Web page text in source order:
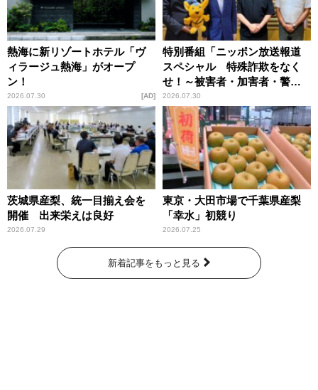
熱海に新リゾートホテル「ヴ
ィラージュ熱海」がオープ
ン！
2026.07.30 AD
特別番組「ニッポン放送報道
スペシャル 特殊詐欺をなく
せ！～被害者・加害者・警視
庁が語るトクリュウの実態
～」放送
2026.07.30
茨城県産梨、統一目揃え会を
開催 出来栄えは良好
2026.07.29
東京・大田市場で千葉県産梨
「幸水」初競り
2026.07.25
新着記事をもっと見る